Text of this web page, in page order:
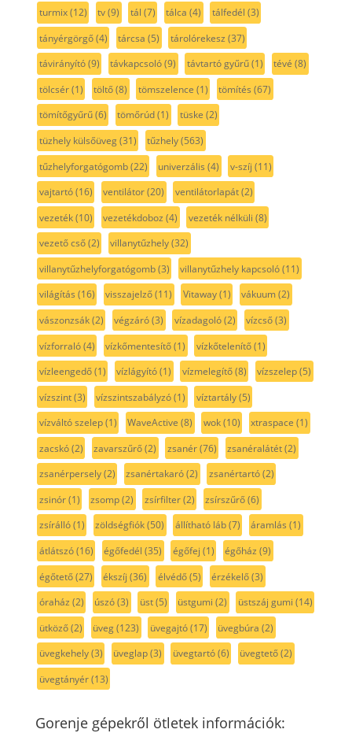
turmix(12) tv(9) tál (7) tálca (4) tálfedél (3)
tányérgörgő(4) tárcsa (5) tárolórekesz (37)
távirányító(9) távkapcsoló(9) távtartó gyűrű(1) tévé (8)
tölcsér(1) töltő(8) tömszelence (1) tömítés (67)
tömítőgyűrű(6) tömőrúd(1) tüske (2)
tüzhely külsőüveg(31) tűzhely(563)
tűzhelyforgatógomb(22) univerzális (4) v-szíj (11)
vajtartó(16) ventilátor(20) ventilátorlapát(2)
vezeték(10) vezetékdoboz (4) vezeték nélküli (8)
vezető cső(2) villanytűzhely(32)
villanytűzhelyforgatógomb(3) villanytűzhely kapcsoló(11)
világítás (16) visszajelző(11) Vitaway(1) vákuum(2)
vászonzsák(2) végzáró(3) vízadagoló(2) vízcső(3)
vízforraló(4) vízkőmentesítő(1) vízkőtelenítő(1)
vízleengedő(1) vízlágyító(1) vízmelegítő(8) vízszelep(5)
vízszint(3) vízszintszabályzó(1) víztartály(5)
vízváltó szelep(1) WaveActive (8) wok(10) xtraspace (1)
zacskó(2) zavarszűrő(2) zsanér(76) zsanéralátét(2)
zsanérpersely(2) zsanértakaró(2) zsanértartó(2)
zsinór(1) zsomp(2) zsírfilter(2) zsírszűrő(6)
zsírálló(1) zöldségfiók(50) állítható láb(7) áramlás (1)
átlátszó(16) égőfedél (35) égőfej (1) égőház (9)
égőtető(27) ékszíj (36) élvédő(5) érzékelő(3)
óraház (2) úszó(3) üst(5) üstgumi (2) üstszáj gumi (14)
ütköző(2) üveg(123) üvegajtó(17) üvegbúra (2)
üvegkehely(3) üveglap(3) üvegtartó(6) üvegtető(2)
üvegtányér(13)
Gorenje gépekről ötletek információk: